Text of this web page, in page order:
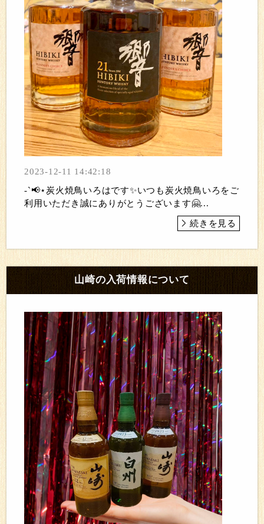
2023-12-11 14:42:18
-`📢⋆炭火焼鳥いろはです✨いつも炭火焼鳥いろをご
利用いただき誠にありがとうございます🤗...
続きを見る
山崎の入荷情報について